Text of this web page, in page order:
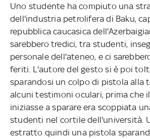
Uno studente ha compiuto una
dell'industria petrolifera di Baku,
repubblica caucasica
sarebbero tredici, tra studenti,
personale dell'ateneo, e ci
feriti. L'autore del gesto si è poi
sparandosi un colpo di pistola alla
alcuni testimoni oculari, prima che
iniziasse a sparare era scoppiata
studenti nel cortile dell'università.
estratto quindi una pistola